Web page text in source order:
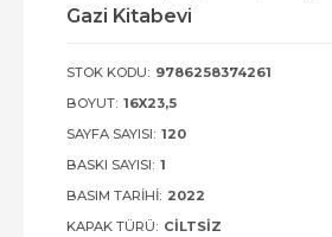
Gazi Kitabevi
STOK KODU: 9786258374261
BOYUT: 16X23,5
SAYFA SAYISI: 120
BASKI SAYISI: 1
BASIM TARIHI: 2022
KAPAK TÜRÜ: CILTSIZ